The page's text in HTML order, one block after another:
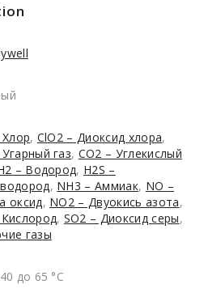
, ClO2 – Диоксид хлора,
газ, CO2 – Углекислый
– Водород, H2S –
, NH3 – Аммиак, NO –
оксид, NO2 – Двуокись азота,
, SO2 – Диоксид серы,
газы
до 65 °C